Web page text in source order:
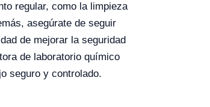
regular, como la limpieza
asegúrate de seguir
de mejorar la seguridad
de laboratorio químico
seguro y controlado.